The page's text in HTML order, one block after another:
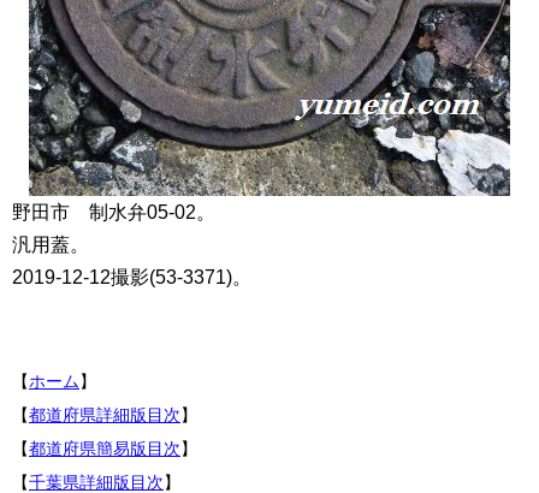
野田市 制水弁05-02。
汎用蓋。
2019-12-12撮影(53-3371)。
【ホーム】
【都道府県詳細版目次】
【都道府県簡易版目次】
【千葉県詳細版目次】